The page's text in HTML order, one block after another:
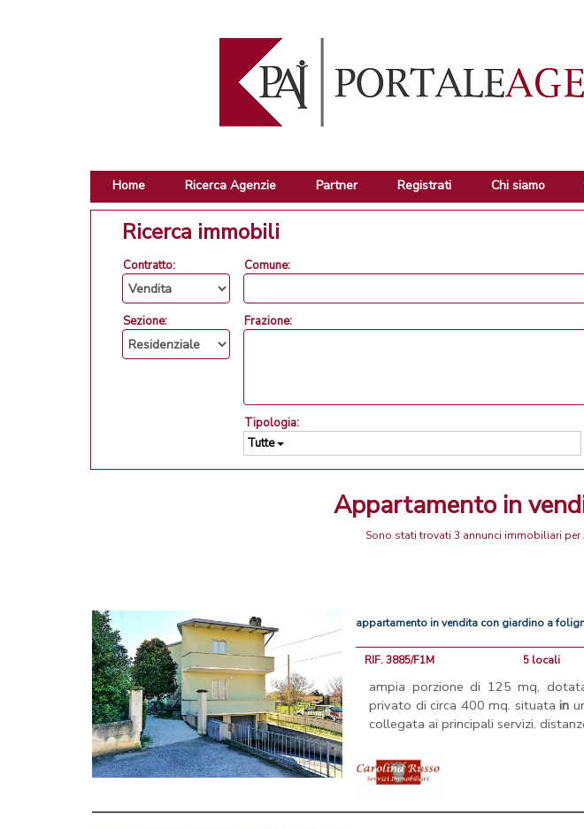
Home Ricerca Agenzie Partner Registrati Chi siamo
Ricerca immobili
Contratto:
Sezione:
Comune:
Frazione:
Tipologia:
Tutte
Appartamento in
Sono stati trovati 3 annunci immobiliari
appartamento in vendita con giardino a
RIF. 3885/F1M 5 locali
ampia porzione di 125 mq,
privato di circa 400 mq. situatain
collegata ai principali servizi.